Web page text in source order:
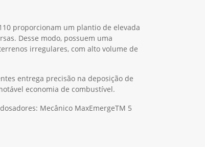
proporcionam um plantio de elevada
Desse modo, possuem uma
irregulares, com alto volume de
entrega precisão na deposição de
economia de combustível.
Mecânico MaxEmergeTM 5